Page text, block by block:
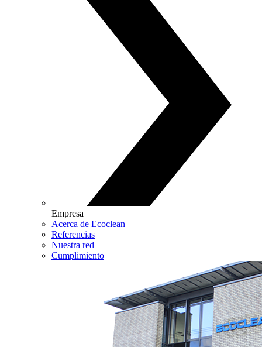
Empresa
Acerca de Ecoclean
Referencias
Nuestra red
Cumplimiento